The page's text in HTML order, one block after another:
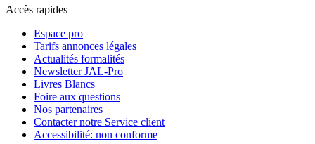
Accès rapides
Espace pro
Tarifs annonces légales
Actualités formalités
Newsletter JAL-Pro
Livres Blancs
Foire aux questions
Nos partenaires
Contacter notre Service client
Accessibilité: non conforme